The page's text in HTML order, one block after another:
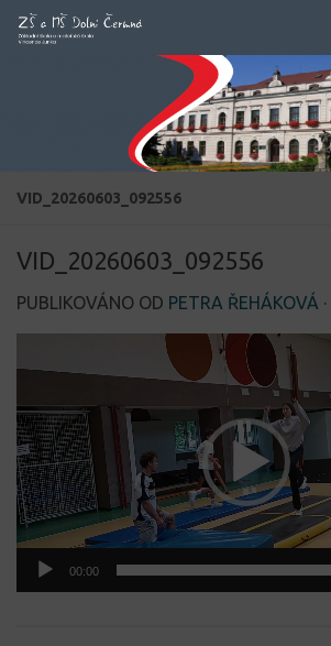
Skip to content
VID_20260603_092556
VID_20260603_092556
PUBLIKOVÁNO OD PETRA ŘEHÁKOVÁ ·
přehrávač
00:00